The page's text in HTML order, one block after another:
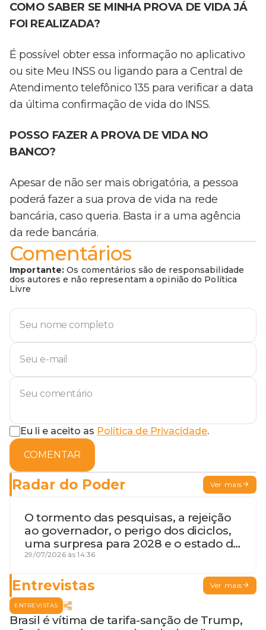
COMO SABER SE MINHA PROVA DE VIDA JÁ
FOI REALIZADA?
É possível obter essa informação no aplicativo
ou site Meu INSS ou ligando para a Central de
Atendimento telefônico 135 para verificar a data
da última confirmação de vida do INSS.
POSSO FAZER A PROVA DE VIDA NO
BANCO?
Apesar de não ser mais obrigatória, a pessoa
poderá fazer a sua prova de vida na rede
bancária, caso queria. Basta ir a uma agência
da rede bancária.
Comentários
Importante: Os comentários são de responsabilidade
dos autores e não representam a opinião do Política
Livre
Eu li e aceito as Política de Privacidade.
COMENTAR
Radar do Poder Ver mais
O tormento das pesquisas, a rejeição
ao governador, o perigo dos diciclos,
uma surpresa para 2028 e o estado de
terceira guerra mundial
29/07/2026 às 14:36
Entrevistas Ver mais
ENTREVISTAS
Brasil é vítima de tarifa-sanção de Trump,